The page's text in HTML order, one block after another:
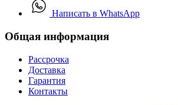
Написать в WhatsApp
Общая информация
Рассрочка
Доставка
Гарантия
Контакты